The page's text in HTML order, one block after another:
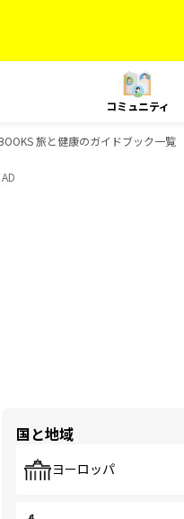
コミュニティ
旅と健康のガイドブック一覧
AD
国と地域
ヨーロッパ